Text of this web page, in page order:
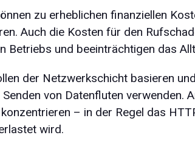
zu erheblichen finanziellen
Auch die Kosten für den
Betriebs und beeinträchtigen das
der Netzwerkschicht basieren
von Datenfluten verwenden.
– in der Regel das
wird.